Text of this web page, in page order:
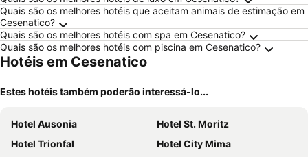
Quais são os melhores hotéis que aceitam animais de estimação em
Cesenatico?
Quais são os melhores hotéis com spa em Cesenatico?
Quais são os melhores hotéis com piscina em Cesenatico?
Hotéis em Cesenatico
Estes hotéis também poderão interessá-lo...
Hotel Ausonia
Hotel St. Moritz
Hotel Trionfal
Hotel City Mima